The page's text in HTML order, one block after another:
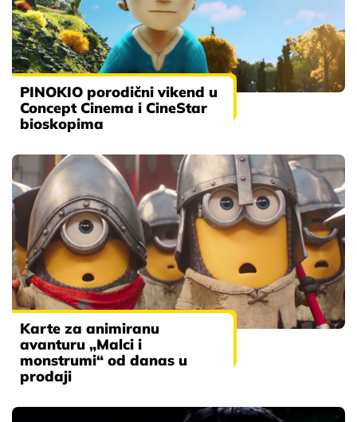
PINOKIO porodični vikend u
Concept Cinema i CineStar
bioskopima
Karte za animiranu
avanturu „Malci i
monstrumi“ od danas u
prodaji